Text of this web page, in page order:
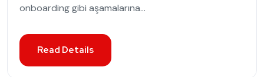
onboarding gibi aşamalarına...
Read Details